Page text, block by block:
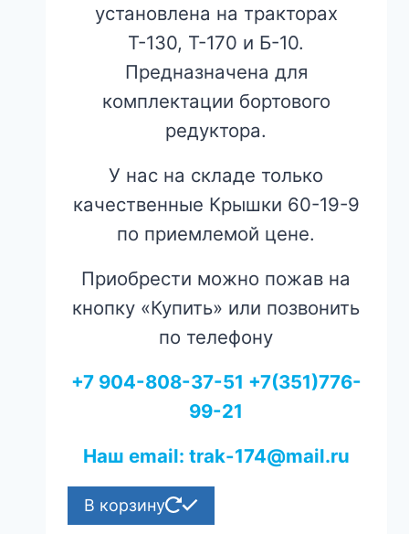
установлена на тракторах
Т-130, Т-170 и Б-10.
Предназначена для
комплектации бортового
редуктора.
У нас на складе только
качественные Крышки 60-19-9
по приемлемой цене.
Приобрести можно пожав на
кнопку «Купить» или позвонить
по телефону
+7 904-808-37-51 +7(351)776-
99-21
Наш email: trak-174@mail.ru
В корзину